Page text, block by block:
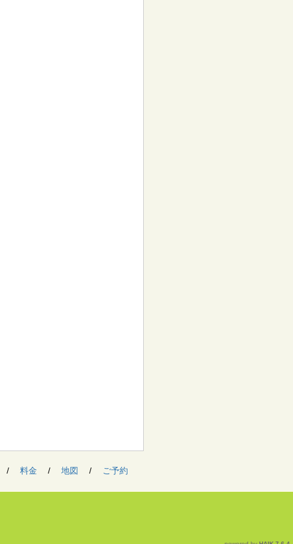
/ 料金 / 地図 / ご予約